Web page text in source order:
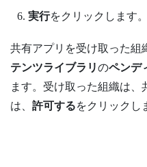
実行をクリックします。
共有アプリを受け取った組
テンツライブラリのペンデ
ます。受け取った組織は
は、 許可するをクリックし